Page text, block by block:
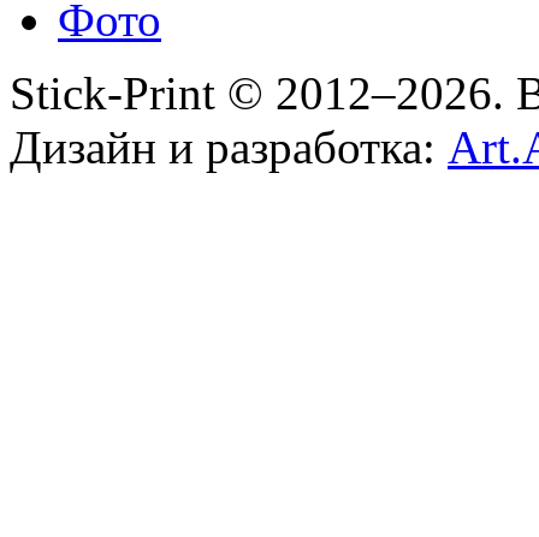
Фото
Stick-Print © 2012–2026.
Дизайн и разработка: